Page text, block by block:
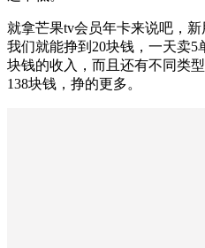
就拿芒果tv会员年卡来说吧，新
我们就能挣到20块钱，一天卖5
块钱的收入，而且还有不同类
138块钱，挣的更多。